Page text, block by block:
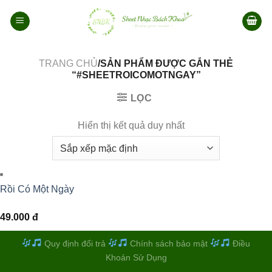
qua
TRANG CHỦ/SẢN PHẨM ĐƯỢC GẮN THẺ
“#SHEETROICOMOTNGAY”
LỌC
Hiển thị kết quả duy nhất
Rồi Có Một Ngày
49.000 đ
Quy định đổi trả Chính sách bảo mật
Điều
Khoản Sử Dụng